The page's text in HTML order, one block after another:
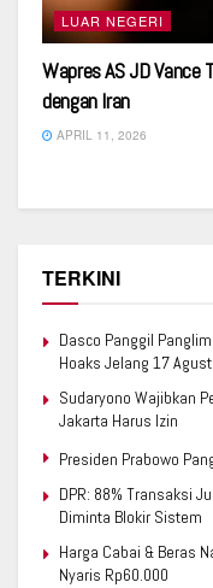
LUAR NEGERI
Wapres AS JD Vance
dengan Iran
APRIL 11, 2026
TERKINI
Dasco Panggil
Hoaks Jelang 17
Sudaryono Wajibkan
Jakarta Harus Izin
Presiden Prabowo
DPR: 88% Transaksi
Diminta Blokir Sistem
Harga Cabai & Beras
Nyaris Rp60.000